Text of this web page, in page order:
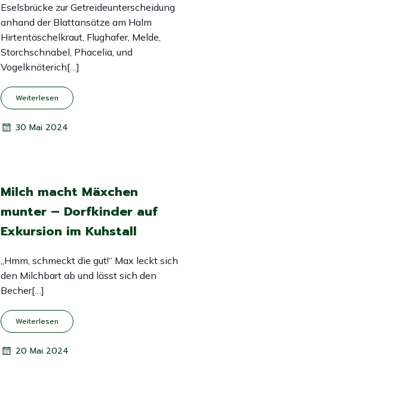
Eselsbrücke zur Getreideunterscheidung
anhand der Blattansätze am Halm
Hirtentäschelkraut, Flughafer, Melde,
Storchschnabel, Phacelia, und
Vogelknöterich[…]
Weiterlesen
30 Mai 2024
Milch macht Mäxchen
munter – Dorfkinder auf
Exkursion im Kuhstall
„Hmm, schmeckt die gut!“ Max leckt sich
den Milchbart ab und lässt sich den
Becher[…]
Weiterlesen
20 Mai 2024